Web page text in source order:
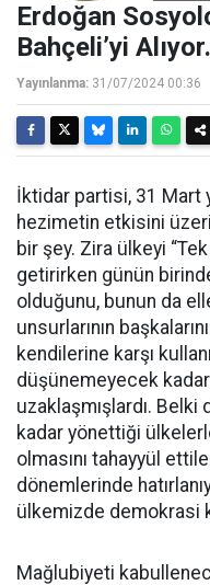
Erdoğan
Bahçeli’yi
Yayınlanma: 31/07/2024 00:36
İktidar partisi, 31 Mart
hezimetin etkisini
bir şey. Zira ülkeyi
getirirken günün
olduğunu, bunun da
unsurlarının
kendilerine karşı
düşünemeyecek
uzaklaşmışlardı. Belki
kadar yönettiği
olmasını tahayyül
dönemlerinde
ülkemizde demokrasi
Mağlubiyeti